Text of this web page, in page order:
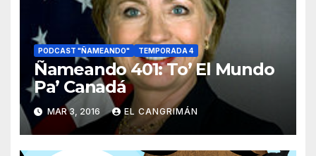
PODCAST "ÑAMEANDO" TEMPORADA 4
Ñameando 401: To’ El Mundo
Pa’ Canadá
MAR 3, 2016 EL CANGRIMÁN